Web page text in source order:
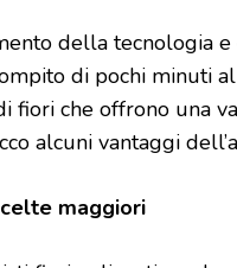
della tecnologia
di pochi minuti
fiori che offrono una
alcuni vantaggi
maggiori